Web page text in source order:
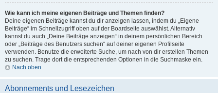
Wie kann ich meine eigenen Beiträge und Themen finden?
Deine eigenen Beiträge kannst du dir anzeigen lassen, indem du „Eigene
Beiträge“ im Schnellzugriff oben auf der Boardseite auswählst. Alternativ
kannst du auch „Deine Beiträge anzeigen“ in deinem persönlichen Bereich
oder „Beiträge des Benutzers suchen“ auf deiner eigenen Profilseite
verwenden. Benutze die erweiterte Suche, um nach von dir erstellen Themen
zu suchen. Trage dort die entsprechenden Optionen in die Suchmaske ein.
Nach oben
Abonnements und Lesezeichen